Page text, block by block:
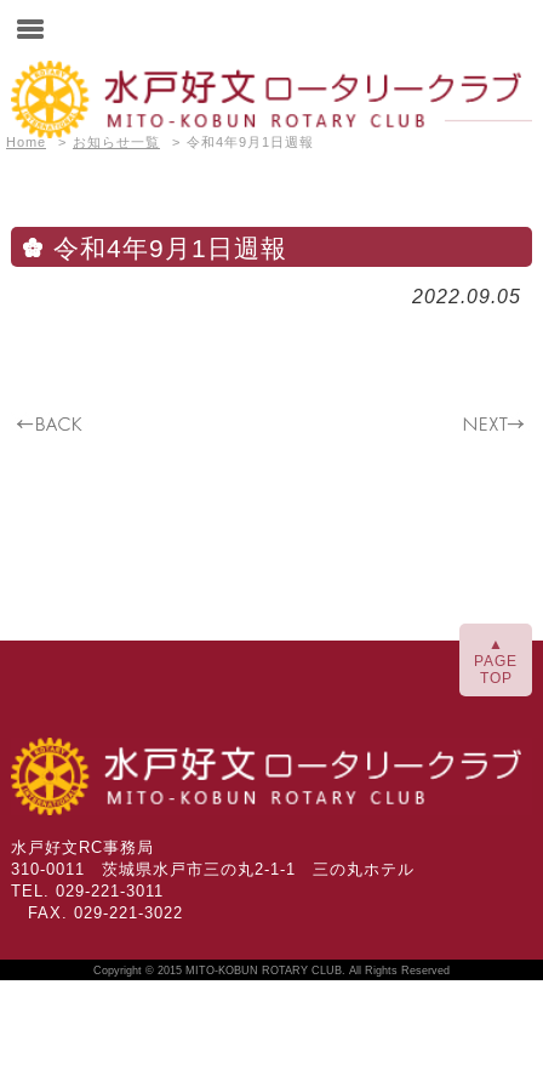
Home > お知らせ一覧 > 令和4年9月1日週報
令和4年9月1日週報
2022.09.05
▲
PAGE
TOP
水戸好文RC事務局
310-0011 茨城県水戸市三の丸2-1-1 三の丸ホテル
TEL. 029-221-3011
FAX. 029-221-3022
Copyright © 2015 MITO-KOBUN ROTARY CLUB. All Rights Reserved